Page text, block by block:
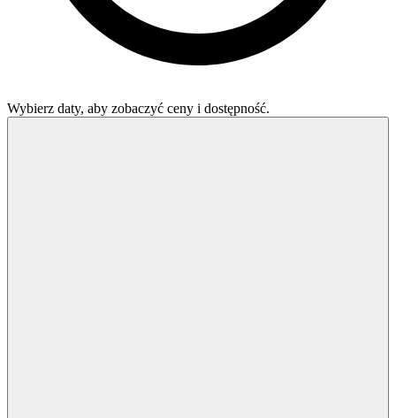
Wybierz daty, aby zobaczyć ceny i dostępność.